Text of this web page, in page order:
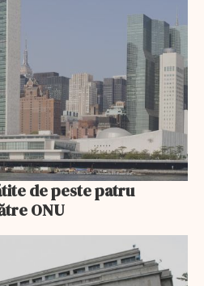
de peste patru
ONU